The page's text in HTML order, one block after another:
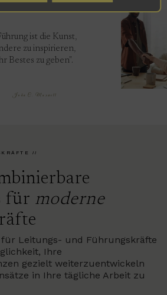
ist die Kunst,
zu inspirieren,
Bestes zu geben".
John C. Maxwell
//
für moderne
Leitungs- und Führungskräfte
Ihre
gezielt weiterzuentwickeln
in Ihre tägliche Arbeit zu